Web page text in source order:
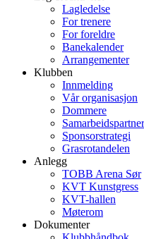
Lagledelse
For trenere
For foreldre
Banekalender
Arrangementer
Klubben
Innmelding
Vår organisasjon
Dommere
Sponsorstrategi
Grasrotandelen
Anlegg
TOBB Arena Sør
KVT Kunstgress
KVT-hallen
Møterom
Dokumenter